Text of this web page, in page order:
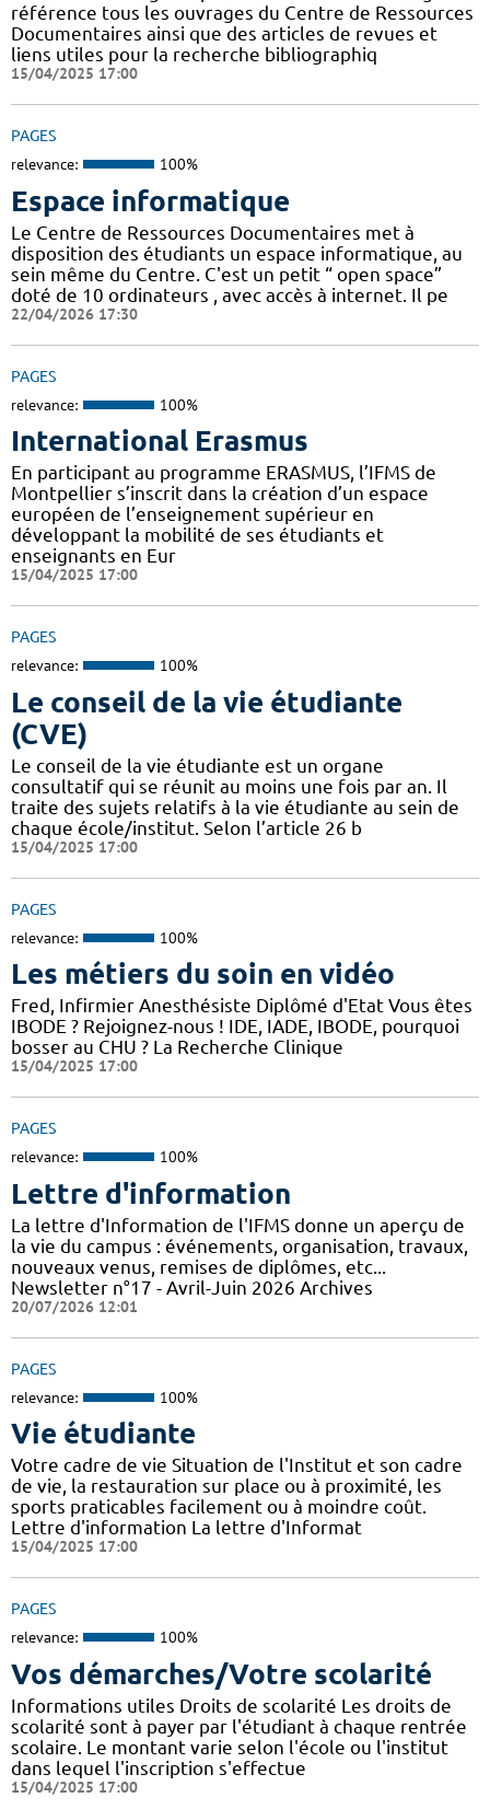
référence tous les ouvrages du Centre de Ressources
Documentaires ainsi que des articles de revues et
liens utiles pour la recherche bibliographiq
15/04/2025 17:00
PAGES
relevance: 100%
Espace informatique
Le Centre de Ressources Documentaires met à
disposition des étudiants un espace informatique, au
sein même du Centre. C'est un petit “ open space”
doté de 10 ordinateurs , avec accès à internet. Il pe
22/04/2026 17:30
PAGES
relevance: 100%
International Erasmus
En participant au programme ERASMUS, l’IFMS de
Montpellier s’inscrit dans la création d’un espace
européen de l’enseignement supérieur en
développant la mobilité de ses étudiants et
enseignants en Eur
15/04/2025 17:00
PAGES
relevance: 100%
Le conseil de la vie étudiante
(CVE)
Le conseil de la vie étudiante est un organe
consultatif qui se réunit au moins une fois par an. Il
traite des sujets relatifs à la vie étudiante au sein de
chaque école/institut. Selon l’article 26 b
15/04/2025 17:00
PAGES
relevance: 100%
Les métiers du soin en vidéo
Fred, Infirmier Anesthésiste Diplômé d'Etat Vous êtes
IBODE ? Rejoignez-nous ! IDE, IADE, IBODE, pourquoi
bosser au CHU ? La Recherche Clinique
15/04/2025 17:00
PAGES
relevance: 100%
Lettre d'information
La lettre d'Information de l'IFMS donne un aperçu de
la vie du campus : événements, organisation, travaux,
nouveaux venus, remises de diplômes, etc...
Newsletter n°17 - Avril-Juin 2026 Archives
20/07/2026 12:01
PAGES
relevance: 100%
Vie étudiante
Votre cadre de vie Situation de l'Institut et son cadre
de vie, la restauration sur place ou à proximité, les
sports praticables facilement ou à moindre coût.
Lettre d'information La lettre d'Informat
15/04/2025 17:00
PAGES
relevance: 100%
Vos démarches/Votre scolarité
Informations utiles Droits de scolarité Les droits de
scolarité sont à payer par l'étudiant à chaque rentrée
scolaire. Le montant varie selon l'école ou l'institut
dans lequel l'inscription s'effectue
15/04/2025 17:00